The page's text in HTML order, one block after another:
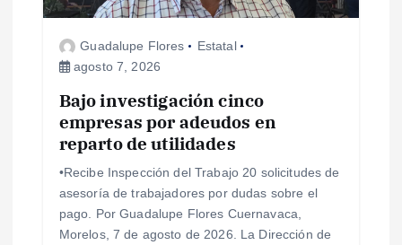
Guadalupe Flores
Estatal
agosto 7, 2026
Bajo investigación cinco
empresas por adeudos en
reparto de utilidades
•Recibe Inspección del Trabajo 20 solicitudes de
asesoría de trabajadores por dudas sobre el
pago. Por Guadalupe Flores Cuernavaca,
Morelos, 7 de agosto de 2026. La Dirección de